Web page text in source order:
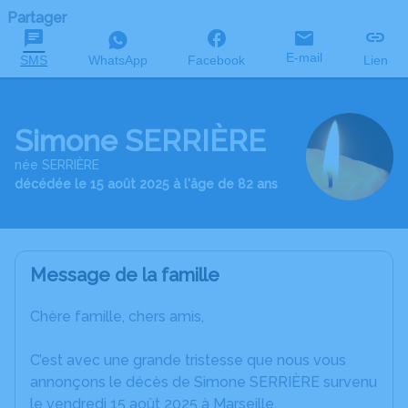
Partager
SMS WhatsApp Facebook E-mail Lien
Simone SERRIÈRE
née SERRIÈRE
décédée le 15 août 2025 à l'âge de 82 ans
Message de la famille
Chère famille, chers amis,
C’est avec une grande tristesse que nous vous
annonçons le décès de Simone SERRIÈRE survenu
le vendredi 15 août 2025 à Marseille.